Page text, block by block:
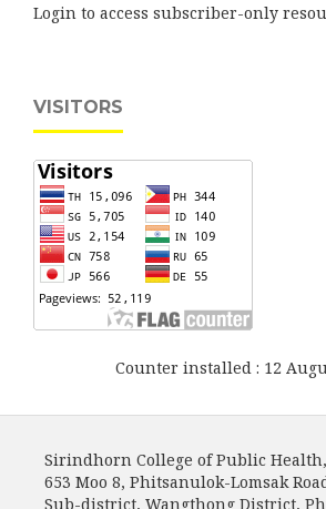
Login to access subscriber-only
VISITORS
Counter installed : 12
Sirindhorn College of Public
653 Moo 8, Phitsanulok-Lomsak
Sub-district, Wangthong District,